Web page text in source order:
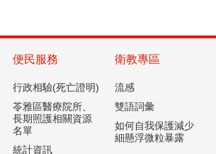
便民服務
行政相驗(死亡證明)
苓雅區醫療院所、
長期照護相關資源
名單
統計資訊
衛教專區
流感
雙語詞彙
如何自我保護減少
細懸浮微粒暴露